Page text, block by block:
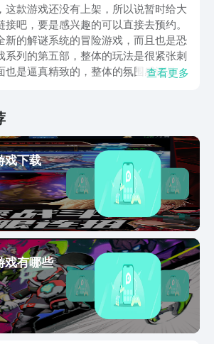
这款游戏还没有上架，所以说暂时给大
吧，要是感兴趣的可以直接去预约。
新的解谜系统的冒险游戏，而且也是恐
系列的第五部，整体的玩法是很紧张刺
也是逼真精致的，整体的氛围感还是营
，还有很多的房间，玩家可以根据这
来推理出敌人的视线以及躲避敌人的追
刺激的，也比较考验的是玩家的观察能
玩家需要利用自己的脑力来寻找更多的
松的通关。游戏里面拥有着全新的玩
性结合起来，所以整体来说还是一款比
是它里面的一些解谜方法还是挺有挑战
有更多的尝试，可以体验到更多不同趣
拥有众多的关卡，每个关卡所对应的谜
这都是需要玩家去用脑子寻找线索的，
是带有一定考验性的。以上就是小编今
怖冰淇淋5下载方式介绍，相信大家看
该也已经对这款游戏的下载方式有认知
游戏比较感兴趣的话，可以直接预约
以直接体验哦。
查看更多
戏下载
戏有哪些